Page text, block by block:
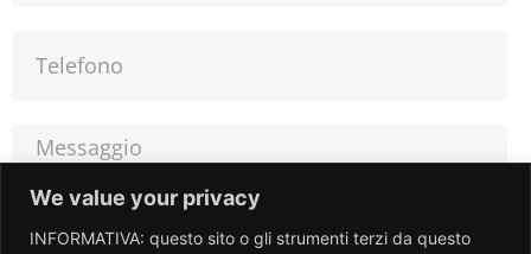
We value your privacy
INFORMATIVA: questo sito o gli strumenti terzi da questo